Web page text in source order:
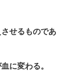
せるものであ
に変わる。